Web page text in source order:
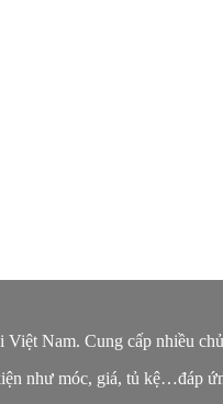
Việt Nam. Cung cấp nhiều
như móc, giá, tủ kệ…đáp